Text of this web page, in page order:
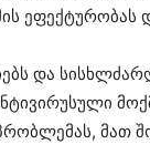
და
მათ